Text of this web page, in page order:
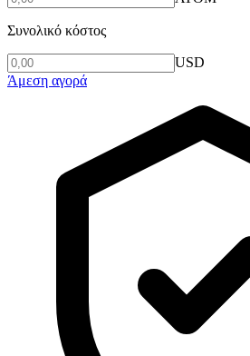
Συνολικό κόστος
USD
Άμεση αγορά